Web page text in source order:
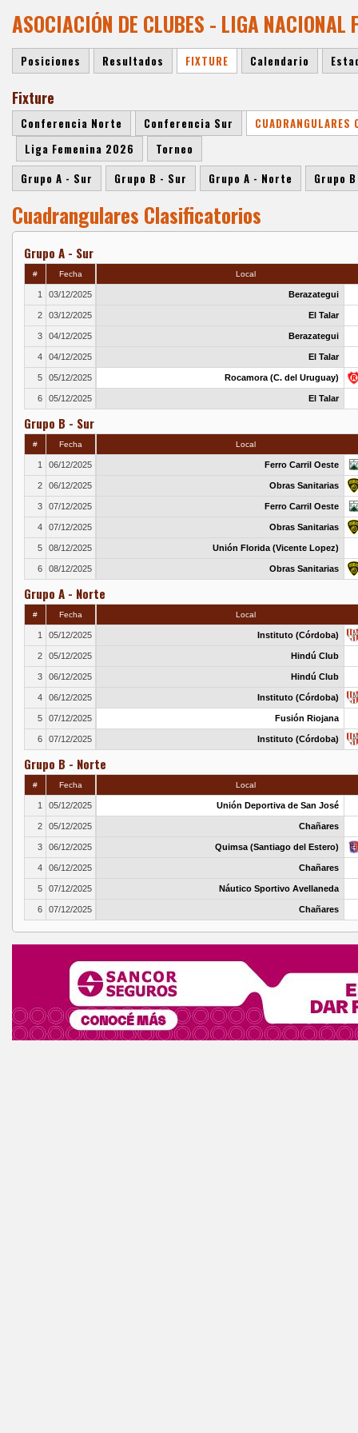
ASOCIACIÓN DE CLUBES - LIGA
Posiciones Resultados FIXTURE Calendario
Fixture
Conferencia Norte Conferencia Sur
Liga Femenina 2026
Torneo
Grupo A - Sur
Grupo B - Sur Grupo A - Norte Grupo
Cuadrangulares Clasificatorios
Grupo A - Sur
# Fecha Local
1 03/12/2025 Berazategui
2 03/12/2025 El Talar
3 04/12/2025 Berazategui
4 04/12/2025 El Talar
5 05/12/2025 Rocamora (C. del Uruguay)
6 05/12/2025 El Talar
Grupo B - Sur
# Fecha Local
1 06/12/2025 Ferro Carril Oeste
2 06/12/2025 Obras Sanitarias
3 07/12/2025 Ferro Carril Oeste
4 07/12/2025 Obras Sanitarias
5 08/12/2025 Unión Florida (Vicente Lopez)
6 08/12/2025 Obras Sanitarias
Grupo A - Norte
# Fecha Local
1 05/12/2025 Instituto (Córdoba)
2 05/12/2025 Hindú Club
3 06/12/2025 Hindú Club
4 06/12/2025 Instituto (Córdoba)
5 07/12/2025 Fusión Riojana
6 07/12/2025 Instituto (Córdoba)
Grupo B - Norte
# Fecha Local
1 05/12/2025 Unión Deportiva de San José
2 05/12/2025 Chañares
3 06/12/2025 Quimsa (Santiago del Estero)
4 06/12/2025 Chañares
5 07/12/2025 Náutico Sportivo Avellaneda
6 07/12/2025 Chañares